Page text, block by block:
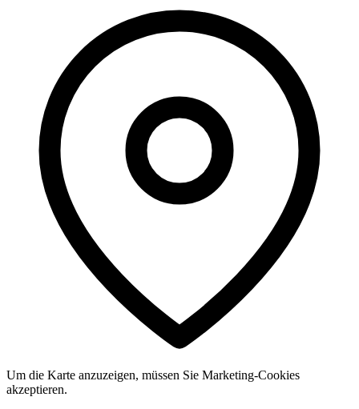
Um die Karte anzuzeigen, müssen Sie Marketing-Cookies
akzeptieren.